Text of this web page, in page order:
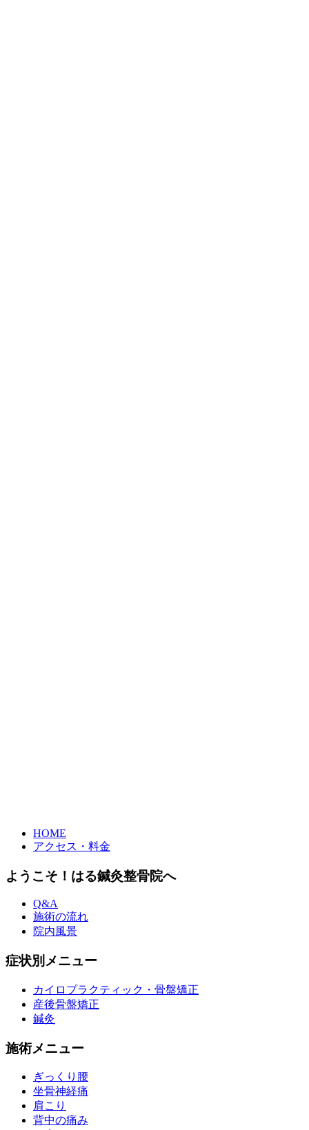
HOME
アクセス・料金
ようこそ！はる鍼灸整骨院へ
Q&A
施術の流れ
院内風景
症状別メニュー
カイロプラクティック・骨盤矯正
産後骨盤矯正
鍼灸
施術メニュー
ぎっくり腰
坐骨神経痛
肩こり
背中の痛み